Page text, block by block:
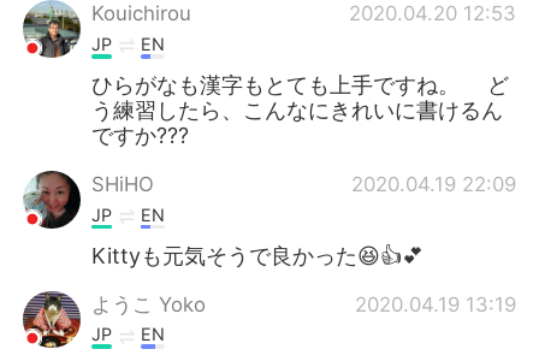
Kouichirou 2020.04.20 12:53
JP EN
ひらがなも漢字もとても上手ですね。 ど
う練習したら、こんなにきれいに書けるん
ですか???
SHiHO 2020.04.19 22:09
JP EN
Kittyも元気そうで良かった😆👍💕
ようこ Yoko 2020.04.19 13:19
JP EN